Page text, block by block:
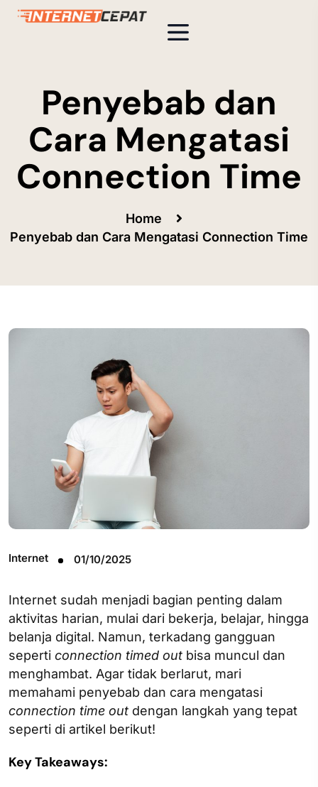
Penyebab dan
Cara Mengatasi
Connection Time
Home
Penyebab dan Cara Mengatasi Connection Time
Internet 01/10/2025
Internet sudah menjadi bagian penting dalam
aktivitas harian, mulai dari bekerja, belajar, hingga
belanja digital. Namun, terkadang gangguan
seperti connection timed out bisa muncul dan
menghambat. Agar tidak berlarut, mari
memahami penyebab dan cara mengatasi
connection time out dengan langkah yang tepat
seperti di artikel berikut!
Key Takeaways: